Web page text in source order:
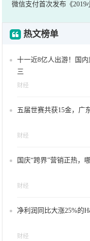
微信支付首次发布《2019
热文榜单
十一近8亿人出游！国
三
财经
五届世赛共获15金，广
财经
国庆“跨界”营销正热，
财经
净利润同比大涨25%的
财经